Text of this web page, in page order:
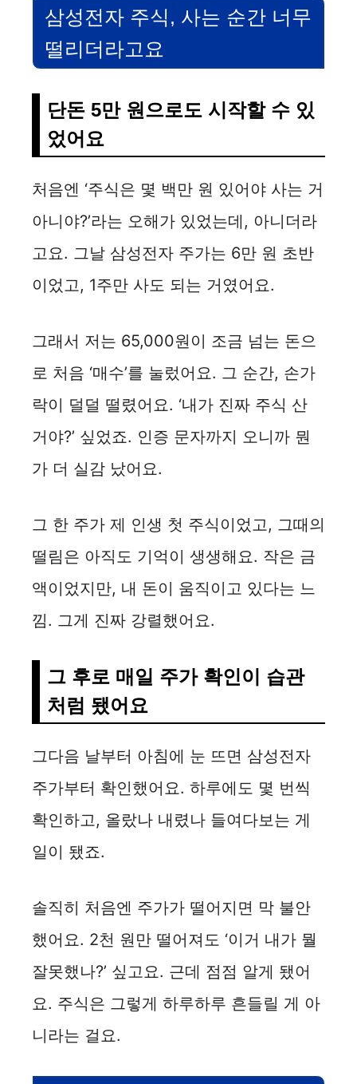
삼성전자 주식, 사는 순간 너무
떨리더라고요
단돈 5만 원으로도 시작할 수 있
었어요
처음엔 ‘주식은 몇 백만 원 있어야 사는 거
아니야?’라는 오해가 있었는데, 아니더라
고요. 그날 삼성전자 주가는 6만 원 초반
이었고, 1주만 사도 되는 거였어요.
그래서 저는 65,000원이 조금 넘는 돈으
로 처음 ‘매수’를 눌렀어요. 그 순간, 손가
락이 덜덜 떨렸어요. ‘내가 진짜 주식 산
거야?’ 싶었죠. 인증 문자까지 오니까 뭔
가 더 실감 났어요.
그 한 주가 제 인생 첫 주식이었고, 그때의
떨림은 아직도 기억이 생생해요. 작은 금
액이었지만, 내 돈이 움직이고 있다는 느
낌. 그게 진짜 강렬했어요.
그 후로 매일 주가 확인이 습관
처럼 됐어요
그다음 날부터 아침에 눈 뜨면 삼성전자
주가부터 확인했어요. 하루에도 몇 번씩
확인하고, 올랐나 내렸나 들여다보는 게
일이 됐죠.
솔직히 처음엔 주가가 떨어지면 막 불안
했어요. 2천 원만 떨어져도 ‘이거 내가 뭘
잘못했나?’ 싶고요. 근데 점점 알게 됐어
요. 주식은 그렇게 하루하루 흔들릴 게 아
니라는 걸요.